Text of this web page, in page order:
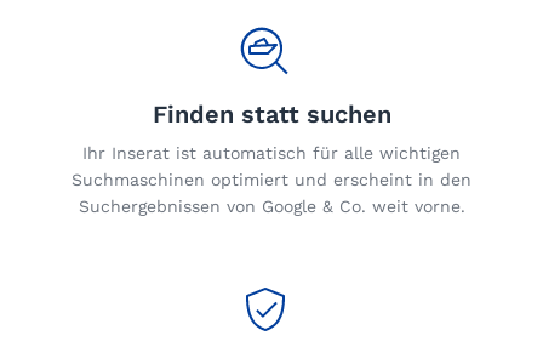
Finden statt suchen
Ihr Inserat ist automatisch für alle wichtigen
Suchmaschinen optimiert und erscheint in den
Suchergebnissen von Google & Co. weit vorne.